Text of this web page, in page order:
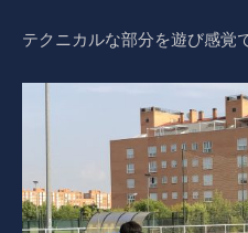
テクニカルな部分を遊び感覚